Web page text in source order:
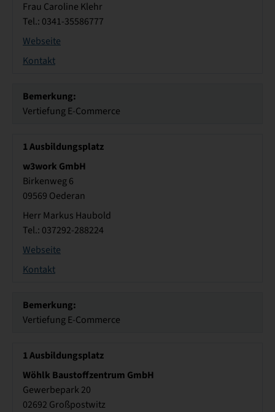
Frau Caroline Klehr
Tel.: 0341-35586777
Webseite
Kontakt
Bemerkung:
Vertiefung E-Commerce
1Ausbildungsplatz
w3work GmbH
Birkenweg 6
09569 Oederan
Herr Markus Haubold
Tel.: 037292-288224
Webseite
Kontakt
Bemerkung:
Vertiefung E-Commerce
1Ausbildungsplatz
Wöhlk Baustoffzentrum GmbH
Gewerbepark 20
02692 Großpostwitz